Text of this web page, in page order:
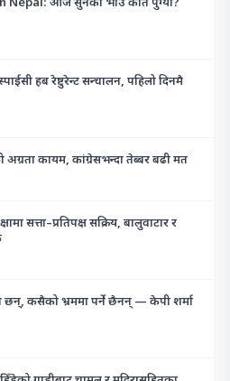
हब रेष्टुरेन्ट सन्चालन, पहिलो दिनमै
अग्रता कायम, कांग्रेसभन्दा तेब्बर बढी मत
सत्ता–प्रतिपक्ष सक्रिय, बालुवाटार र
कसैको भ्रममा पर्ने छैनन् — केपी शर्मा